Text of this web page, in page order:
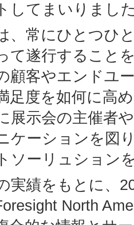
してまいりまし
、常にひとつひ
て遂行すること
顧客やエンドユ
足度を如何に高
展示会の主催者
ケーションを図
ソーリュション
実績をもとに、
North